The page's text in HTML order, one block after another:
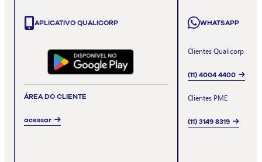
APLICATIVO QUALICORP
ÁREA DO CLIENTE
acessar
WHATSAPP
Clientes Qualicorp
(11) 4004 4400
Clientes PME
(11) 3149 8319